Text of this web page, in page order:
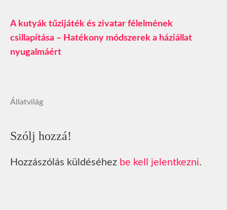
A kutyák tűzijáték és zivatar félelmének
csillapítása – Hatékony módszerek a háziállat
nyugalmáért
Állatvilág
Szólj hozzá!
Hozzászólás küldéséhez be kell jelentkezni.